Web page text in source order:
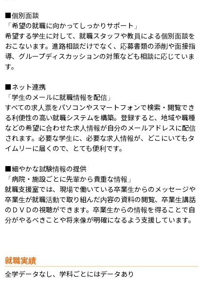
■個別面談
「希望の就職に向かってしっかりサポート」
希望する学生に対して、就職スタッフや教員による個別面談を
おこないます。進路相談だけでなく、応募書類の添削や面接指
導、グループディスカッションの対策なども相談に応じていま
す。
■ネット連携
「学生のメールに就職情報を配信」
すべての求人票をパソコンやスマートフォンで検索・閲覧でき
る利便性の高い就職システムを構築。登録すると、地域や職種
などの希望に合わせた求人情報が自分のメールアドレスに配信
されます。必要な学生に、必要な求人情報が、どこにいてもタ
イムリーに届くので、とても便利です。
■細やかな試験情報の提供
「病院・施設ごとに先輩から貴重な情報」
就職支援室では、現場で働いている卒業生からのメッセージや
卒業生が就職活動で取り組んだ内容の資料の閲覧、卒業生講話
のＤＶＤの視聴ができます。卒業生からの情報を得ることで自
分がやるべきことや将来像が明確になるよう支援しています。
就職実績
全学データなし、学科ごとにはデータあり